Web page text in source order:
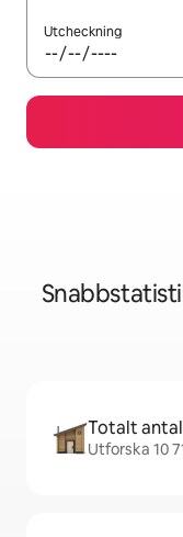
Utcheckning
Totalt
Utforska 10